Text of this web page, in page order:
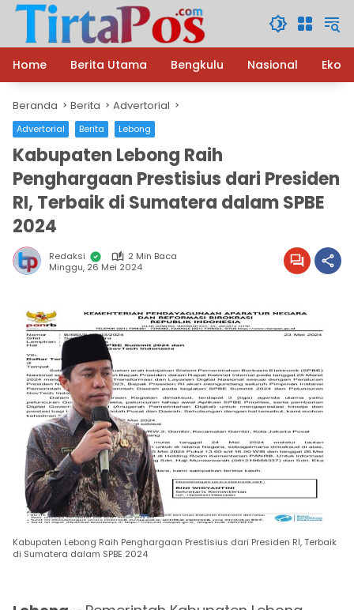
Langsung
konten
Home
Berita Utama Bengkulu Nasional
Beranda Berita Advertorial
Advertorial Berita Lebong
Kabupaten Lebong Raih
Penghargaan Prestisius dari Presiden
RI, Terbaik di Sumatera dalam SPBE
2024
Redaksi
2 Min Baca
Minggu, 26 Mei 2024
Kabupaten Lebong Raih Penghargaan Prestisius dari Presiden RI, Terbaik
di Sumatera dalam SPBE 2024